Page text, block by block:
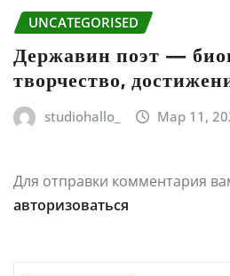
UNCATEGORISED
Державин поэт —
творчество,
studiohallo_ Мар 11,
Для отправки комментария
авторизоваться